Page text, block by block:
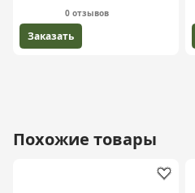
0 отзывов
Заказать
Похожие товары